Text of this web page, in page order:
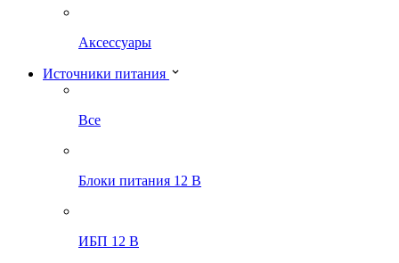
Аксессуары
Источники питания
Все
Блоки питания 12 В
ИБП 12 В